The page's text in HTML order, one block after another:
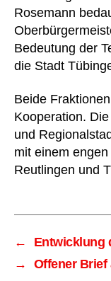
Rosemann
Bedeutung der
die Stadt
Beide
Kooperation.
und
mit einem
Reutlingen und
←
Entwicklung
→
Offener Brief